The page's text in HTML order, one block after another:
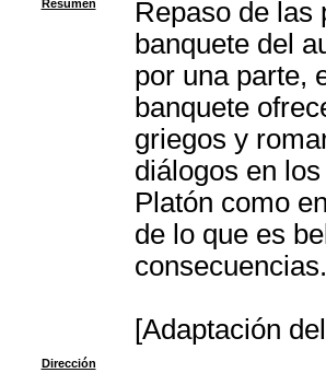
Resumen
Repaso de las
banquete del
por una parte,
banquete
griegos y
diálogos en
Platón como
de lo que es
consecuencias.
[Adaptación
Dirección